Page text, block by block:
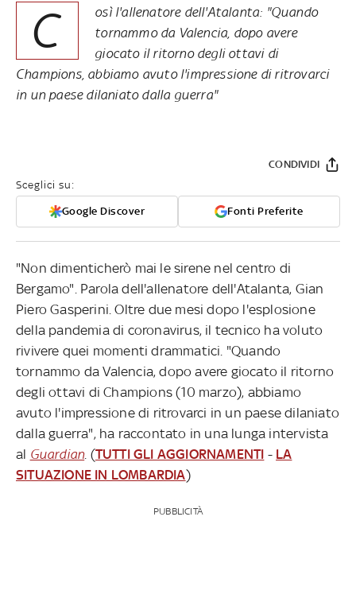
C
osì l'allenatore dell'Atalanta: "Quando
tornammo da Valencia, dopo avere
giocato il ritorno degli ottavi di
Champions, abbiamo avuto l'impressione di ritrovarci
in un paese dilaniato dalla guerra"
Sceglici su:
Google Discover Fonti Preferite
CONDIVIDI
"Non dimenticherò mai le sirene nel centro di
Bergamo". Parola dell'allenatore dell'Atalanta, Gian
Piero Gasperini. Oltre due mesi dopo l'esplosione
della pandemia di coronavirus, il tecnico ha voluto
rivivere quei momenti drammatici. "Quando
tornammo da Valencia, dopo avere giocato il ritorno
degli ottavi di Champions (10 marzo), abbiamo
avuto l'impressione di ritrovarci in un paese dilaniato
dalla guerra", ha raccontato in una lunga intervista
al Guardian. (TUTTI GLI AGGIORNAMENTI - LA
SITUAZIONE IN LOMBARDIA)
PUBBLICITÀ